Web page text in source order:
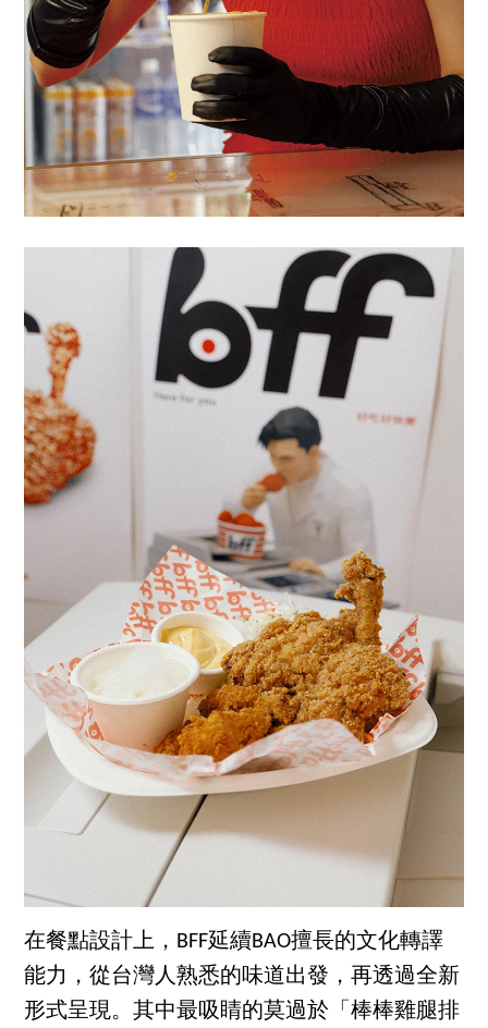
在餐點設計上，BFF延續BAO擅長的文化轉譯
能力，從台灣人熟悉的味道出發，再透過全新
形式呈現。其中最吸睛的莫過於「棒棒雞腿排